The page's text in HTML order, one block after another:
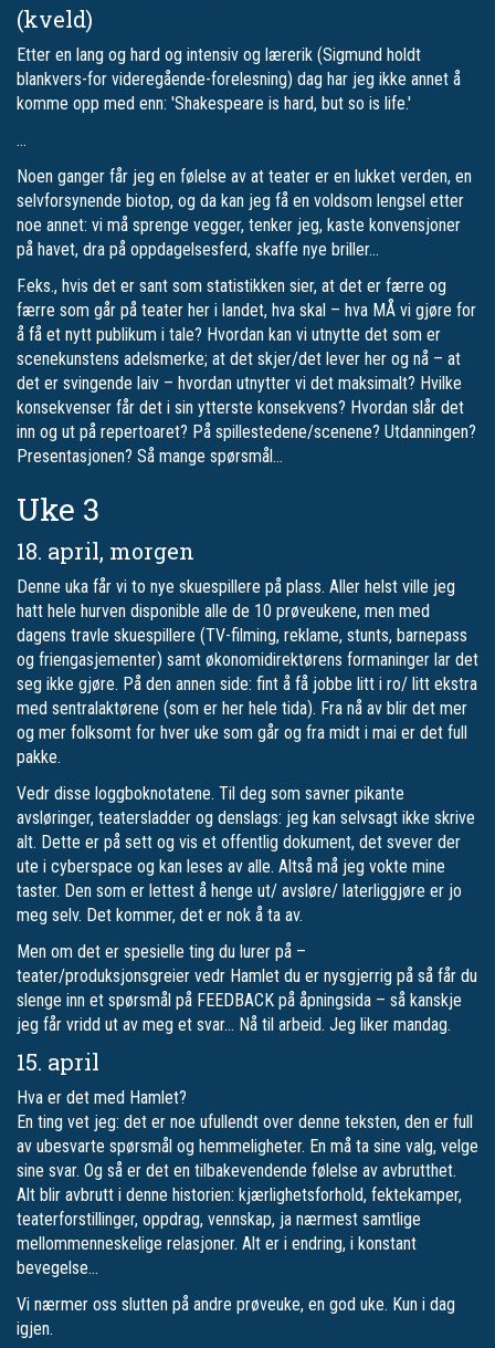
(kveld)
Etter en lang og hard og intensiv og lærerik (Sigmund holdt
blankvers-for videregående-forelesning) dag har jeg ikke annet å
komme opp med enn: 'Shakespeare is hard, but so is life.'
…
Noen ganger får jeg en følelse av at teater er en lukket verden, en
selvforsynende biotop, og da kan jeg få en voldsom lengsel etter
noe annet: vi må sprenge vegger, tenker jeg, kaste konvensjoner
på havet, dra på oppdagelsesferd, skaffe nye briller…
F.eks., hvis det er sant som statistikken sier, at det er færre og
færre som går på teater her i landet, hva skal – hva MÅ vi gjøre for
å få et nytt publikum i tale? Hvordan kan vi utnytte det som er
scenekunstens adelsmerke; at det skjer/det lever her og nå – at
det er svingende laiv – hvordan utnytter vi det maksimalt? Hvilke
konsekvenser får det i sin ytterste konsekvens? Hvordan slår det
inn og ut på repertoaret? På spillestedene/scenene? Utdanningen?
Presentasjonen? Så mange spørsmål…
Uke 3
18. april, morgen
Denne uka får vi to nye skuespillere på plass. Aller helst ville jeg
hatt hele hurven disponible alle de 10 prøveukene, men med
dagens travle skuespillere (TV-filming, reklame, stunts, barnepass
og friengasjementer) samt økonomidirektørens formaninger lar det
seg ikke gjøre. På den annen side: fint å få jobbe litt i ro/ litt ekstra
med sentralaktørene (som er her hele tida). Fra nå av blir det mer
og mer folksomt for hver uke som går og fra midt i mai er det full
pakke.
Vedr disse loggboknotatene. Til deg som savner pikante
avsløringer, teatersladder og denslags: jeg kan selvsagt ikke skrive
alt. Dette er på sett og vis et offentlig dokument, det svever der
ute i cyberspace og kan leses av alle. Altså må jeg vokte mine
taster. Den som er lettest å henge ut/ avsløre/ laterliggjøre er jo
meg selv. Det kommer, det er nok å ta av.
Men om det er spesielle ting du lurer på –
teater/produksjonsgreier vedr Hamlet du er nysgjerrig på så får du
slenge inn et spørsmål på FEEDBACK på åpningsida – så kanskje
jeg får vridd ut av meg et svar… Nå til arbeid. Jeg liker mandag.
15. april
Hva er det med Hamlet?
En ting vet jeg: det er noe ufullendt over denne teksten, den er full
av ubesvarte spørsmål og hemmeligheter. En må ta sine valg, velge
sine svar. Og så er det en tilbakevendende følelse av avbrutthet.
Alt blir avbrutt i denne historien: kjærlighetsforhold, fektekamper,
teaterforstillinger, oppdrag, vennskap, ja nærmest samtlige
mellommenneskelige relasjoner. Alt er i endring, i konstant
bevegelse…
Vi nærmer oss slutten på andre prøveuke, en god uke. Kun i dag
igjen.